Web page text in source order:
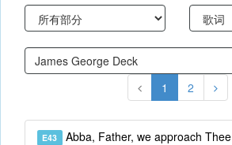
1 2
E43 Abba, Father, we approach Thee